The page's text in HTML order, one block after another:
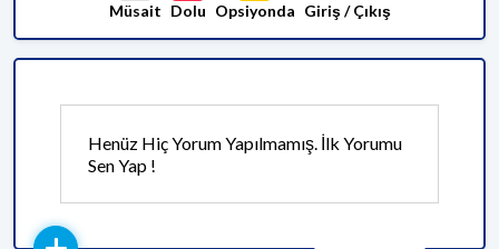
Müsait Dolu Opsiyonda Giriş / Çıkış
Henüz Hiç Yorum Yapılmamış. İlk Yorumu
Sen Yap !